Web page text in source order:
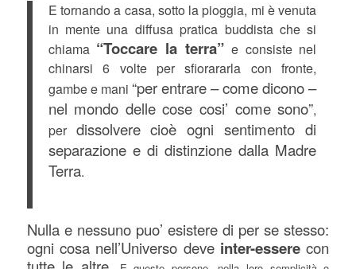
E tornando a casa, sotto la pioggia, mi è venuta
in mente una diffusa pratica buddista che si
chiama “Toccare la terra”e consiste nel
chinarsi 6 volte per sfiorararla con fronte,
gambe e mani “per entrare – come dicono –
nel mondo delle cose cosi’ come sono”,
per dissolvere cioè ogni sentimento di
separazione e di distinzione dalla Madre
Terra.
Nulla e nessuno puo’ esistere di per se stesso:
ogni cosa nell’Universo deveinter-essere con